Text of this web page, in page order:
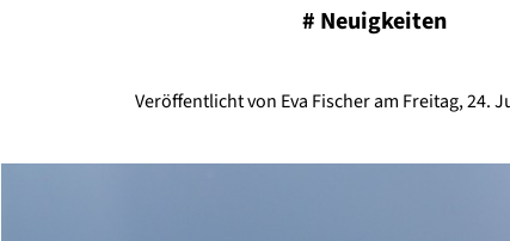
# Neuigkeiten
Veröffentlicht von Eva Fischer am Freitag, 24.